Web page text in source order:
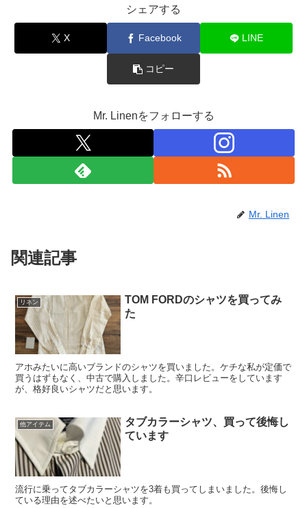
シェアする
X Facebook LINE
コピー
Mr. Linenをフォローする
Mr. Linen
関連記事
リネン
TOM FORDのシャツを買ってみ
た
アホみたいに高いブランドのシャツを買いました。ケチな私が定価で
買うはずもなく、中古で購入しました。辛口レビューをしています
が、格好良いシャツだと思います。
他アイテム
タブカラーシャツ、買って後悔し
ています
流行に乗ってタブカラーシャツを3着も買ってしまいました。後悔し
ている理由を述べたいと思います。